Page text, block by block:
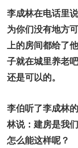
李成林在电话里
为你们没有地方
上的房间都给了
子就在城里养老
还是可以的。
李伯听了李成林
林说：建房是我
怎么能这样呢？